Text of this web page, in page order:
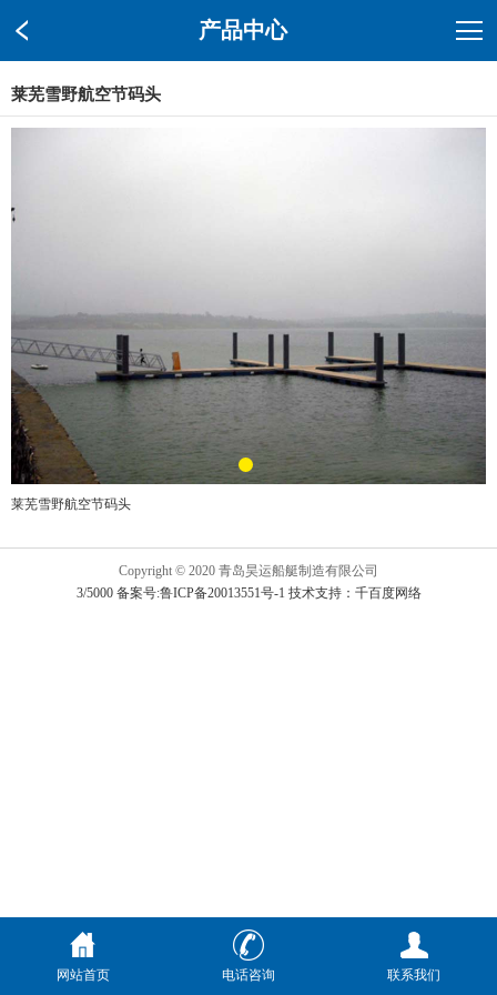
产品中心
莱芜雪野航空节码头
莱芜雪野航空节码头
Copyright © 2020 青岛昊运船艇制造有限公司
3/5000 备案号:鲁ICP备20013551号-1 技术支持：千百度网络
网站首页 电话咨询 联系我们